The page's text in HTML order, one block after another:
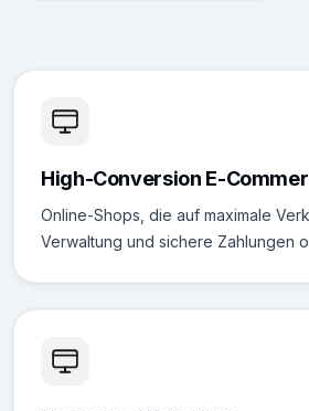
High-Conversion E-
Online-Shops, die auf maximale
Verwaltung und sichere Zahlungen